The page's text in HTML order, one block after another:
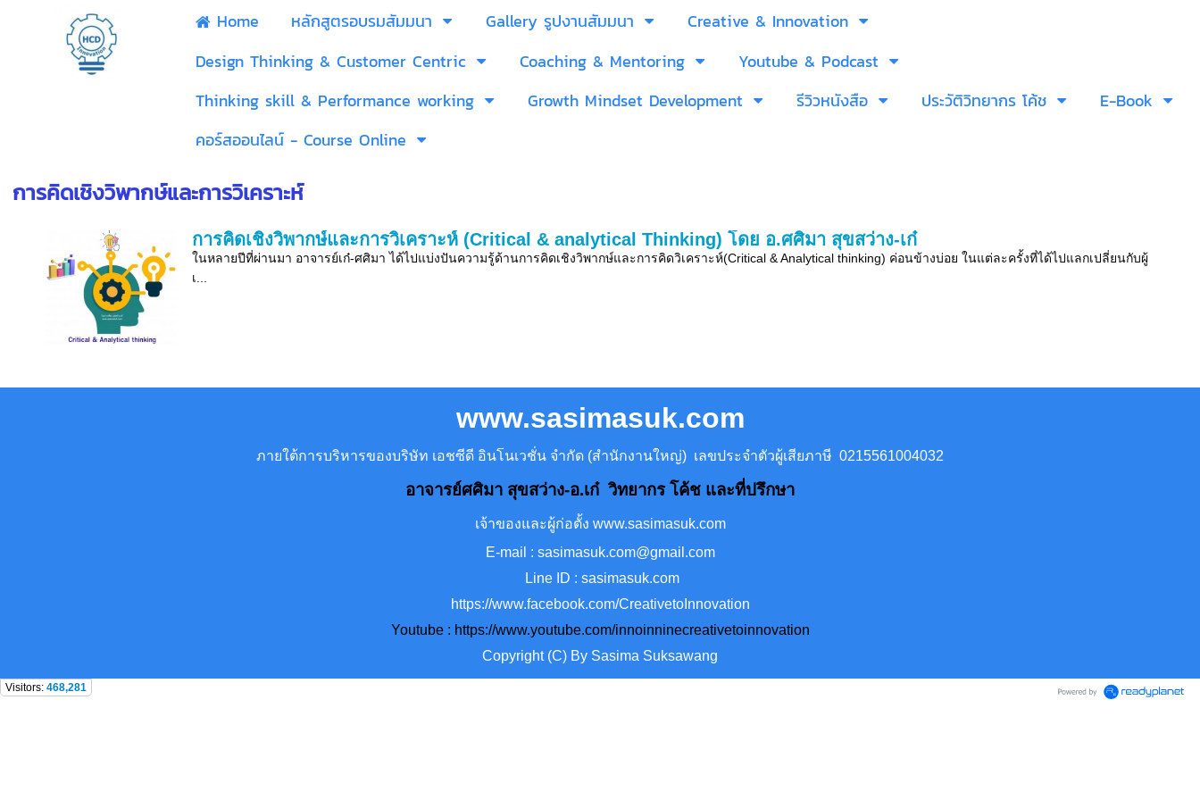
Home หลักสูตรอบรมสัมมนา Gallery รูปงานสัมมนา
Creative & Innovation
Design Thinking & Customer Centric
Coaching & Mentoring
Youtube & Podcast
Thinking skill & Performance working
Growth Mindset Development รีวิวหนังสือ ประวัติวิทยากร โค้ช
E-Book
คอร์สออนไลน์ - Course Online
การคิดเชิงวิพากษ์และการวิเคราะห์
การคิดเชิงวิพากษ์และการวิเคราะห์ (Critical & analytical Thinking) โดย อ.ศศิมา สุขสว่าง-เก๋
ในหลายปีที่ผ่านมา อาจารย์เก๋-ศศิมา ได้ไปแบ่งปันความรู้ด้านการคิดเชิงวิพากษ์และการคิดวิเคราะห์(Critical & Analytical thinking) ค่อนข้างบ่อย ในแต่ละครั้งที่ได้ไปแลกเปลี่ยนกับผู้
เ...
www.sasimasuk.com
ภายใต้การบริหารของบริษัท เอชซีดี อินโนเวชั่น จำกัด (สำนักงานใหญ่) เลขประจำตัวผู้เสียภาษี 0215561004032
อาจารย์ศศิมา สุขสว่าง-อ.เก๋ วิทยากร โค้ช และที่ปรึกษา
เจ้าของและผู้ก่อตั้ง www.sasimasuk.com
E-mail : sasimasuk.com@gmail.com
Line ID : sasimasuk.com
https://www.facebook.com/CreativetoInnovation
Youtube : https://www.youtube.com/innoinninecreativetoinnovation
Copyright (C) By Sasima Suksawang
Visitors: 468,281